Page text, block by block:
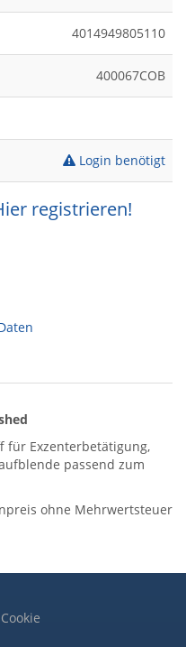
4014949805110
400067COB
Login benötigt
registrieren!
für Exzenterbetätigung,
passend zum
ohne Mehrwertsteuer
Cookie